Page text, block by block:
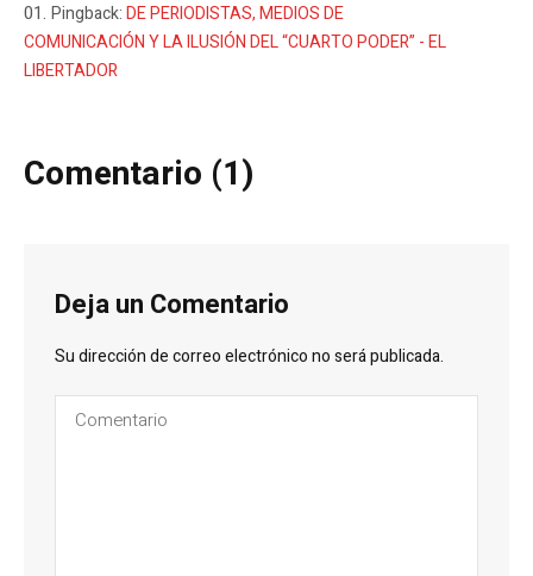
Pingback:DE PERIODISTAS, MEDIOS DE
COMUNICACIÓN Y LA ILUSIÓN DEL “CUARTO PODER” - EL
LIBERTADOR
Comentario (1)
Deja un Comentario
Su dirección de correo electrónico no será publicada.